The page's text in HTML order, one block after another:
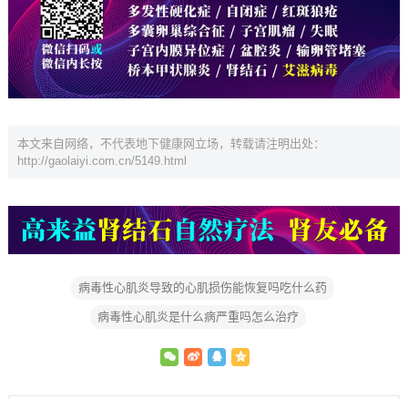
本文来自网络，不代表地下健康网立场，转载请注明出处：
http://gaolaiyi.com.cn/5149.html
病毒性心肌炎导致的心肌损伤能恢复吗吃什么药
病毒性心肌炎是什么病严重吗怎么治疗